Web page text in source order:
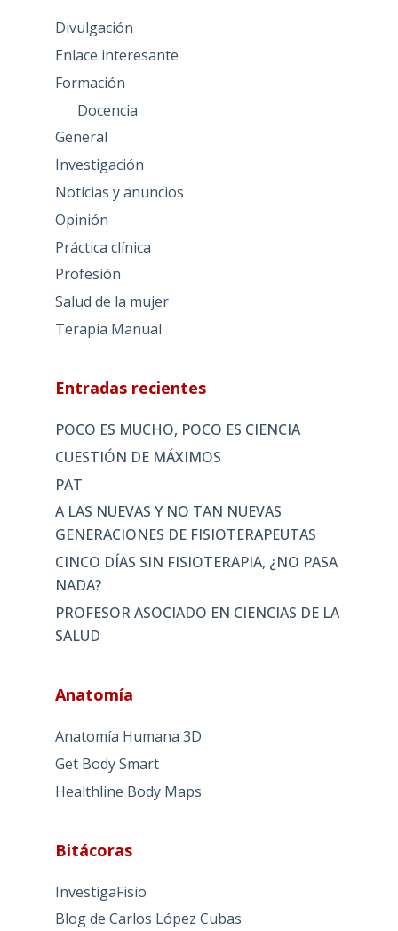
Divulgación
Enlace interesante
Formación
Docencia
General
Investigación
Noticias y anuncios
Opinión
Práctica clínica
Profesión
Salud de la mujer
Terapia Manual
Entradas recientes
POCO ES MUCHO, POCO ES CIENCIA
CUESTIÓN DE MÁXIMOS
PAT
A LAS NUEVAS Y NO TAN NUEVAS
GENERACIONES DE FISIOTERAPEUTAS
CINCO DÍAS SIN FISIOTERAPIA, ¿NO PASA
NADA?
PROFESOR ASOCIADO EN CIENCIAS DE LA
SALUD
Anatomía
Anatomía Humana 3D
Get Body Smart
Healthline Body Maps
Bitácoras
InvestigaFisio
Blog de Carlos López Cubas